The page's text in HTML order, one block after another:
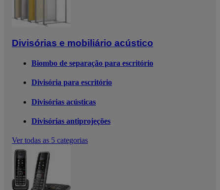
Divisórias e mobiliário acústico
Biombo de separação para escritório
Divisória para escritório
Divisórias acústicas
Divisórias antiprojeções
Ver todas as 5 categorias